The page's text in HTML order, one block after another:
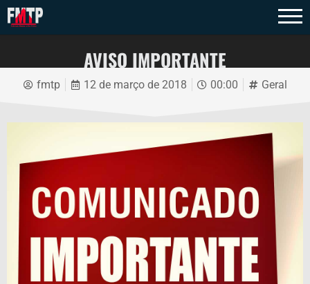
AVISO IMPORTANTE
fmtp 12 de março de 2018 00:00 Geral